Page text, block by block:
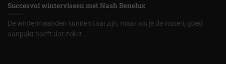
Succesvol wintervissen met Nash Benelux
De wintermaanden kunnen taai zijn, maar als je de visserij goed
aanpakt hoeft dat zeker...